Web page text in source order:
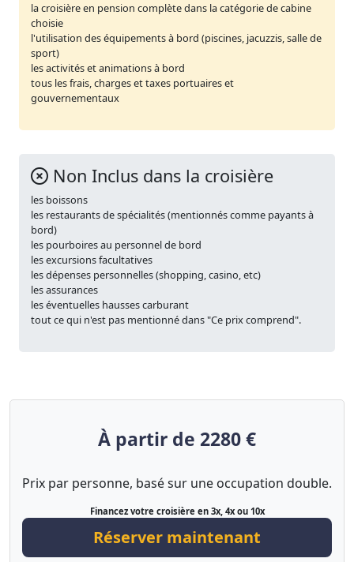
la croisière en pension complète dans la catégorie de cabine
choisie
l'utilisation des équipements à bord (piscines, jacuzzis, salle de
sport)
les activités et animations à bord
tous les frais, charges et taxes portuaires et
gouvernementaux
Non Inclus dans la croisière
les boissons
les restaurants de spécialités (mentionnés comme payants à
bord)
les pourboires au personnel de bord
les excursions facultatives
les dépenses personnelles (shopping, casino, etc)
les assurances
les éventuelles hausses carburant
tout ce qui n'est pas mentionné dans "Ce prix comprend".
À partir de 2280 €
Prix par personne, basé sur une occupation double.
Financez votre croisière en 3x, 4x ou 10x
Réserver maintenant